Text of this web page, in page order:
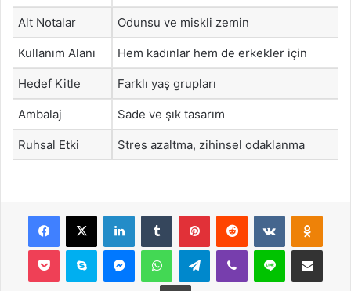
Alt Notalar Odunsu ve miskli zemin
Kullanım Alanı Hem kadınlar hem de erkekler için
Hedef Kitle Farklı yaş grupları
Ambalaj Sade ve şık tasarım
Ruhsal Etki Stres azaltma, zihinsel odaklanma
Facebook
X LinkedInTumblr PinterestReddit VKontakte
Pocket Skype MessengerWhatsAppTelegramViber Line E-Posta ile
Yazdır